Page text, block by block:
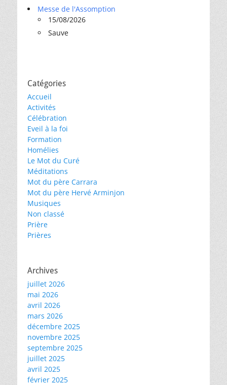
Messe de l'Assomption
15/08/2026
Sauve
Catégories
Accueil
Activités
Célébration
Eveil à la foi
Formation
Homélies
Le Mot du Curé
Méditations
Mot du père Carrara
Mot du père Hervé Arminjon
Musiques
Non classé
Prière
Prières
Archives
juillet 2026
mai 2026
avril 2026
mars 2026
décembre 2025
novembre 2025
septembre 2025
juillet 2025
avril 2025
février 2025